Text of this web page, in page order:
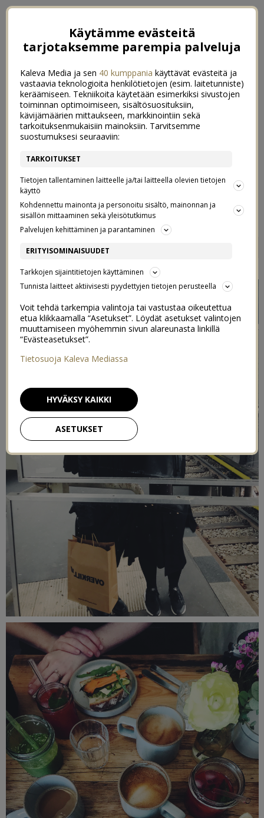
25 KUVAA BERLIINISTÄ
Käytämme evästeitä
tarjotaksemme parempia palveluja
Kaleva Media ja sen 40 kumppania käyttävät evästeitä ja
vastaavia teknologioita henkilötietojen (esim. laitetunniste)
keräämiseen. Tekniikoita käytetään esimerkiksi sivustojen
toiminnan optimoimiseen, sisältösuosituksiin,
kävijämäärien mittaukseen, markkinointiin sekä
tarkoituksenmukaisiin mainoksiin. Tarvitsemme
suostumuksesi seuraaviin:
TARKOITUKSET
Tietojen tallentaminen laitteelle ja/tai laitteella olevien tietojen
käyttö
Kohdennettu mainonta ja personoitu sisältö, mainonnan ja
sisällön mittaaminen sekä yleisötutkimus
Palvelujen kehittäminen ja parantaminen
ERITYISOMINAISUUDET
Tarkkojen sijaintitietojen käyttäminen
Tunnista laitteet aktiivisesti pyydettyjen tietojen perusteella
Voit tehdä tarkempia valintoja tai vastustaa oikeutettua
etua klikkaamalla “Asetukset”. Löydät asetukset valintojen
muuttamiseen myöhemmin sivun alareunasta linkillä
“Evästeasetukset”.
Tietosuoja Kaleva Mediassa
ASETUKSET
HYVÄKSY KAIKKI